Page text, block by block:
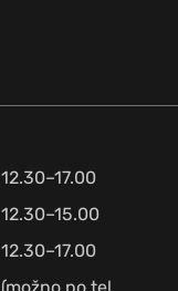
12.30–17.00
12.30–15.00
12.30–17.00